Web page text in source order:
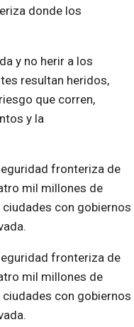
donde los
y no herir a los
resultan heridos,
que corren,
y la
fronteriza de
mil millones de
con gobiernos
fronteriza de
mil millones de
con gobiernos